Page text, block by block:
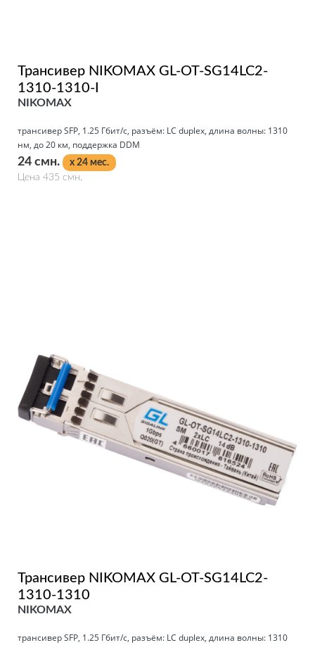
Трансивер NIKOMAX GL-OT-SG14LC2-
1310-1310-I
NIKOMAX
трансивер SFP, 1.25 Гбит/с, разъём: LC duplex, длина волны: 1310
нм, до 20 км, поддержка DDM
24 смн.
x 24 мес.
Цена 435 смн.
Трансивер NIKOMAX GL-OT-SG14LC2-
1310-1310
NIKOMAX
трансивер SFP, 1.25 Гбит/с, разъём: LC duplex, длина волны: 1310